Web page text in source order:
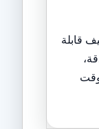
قابلة